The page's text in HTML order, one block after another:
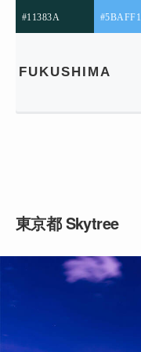
#11383A #5BAFF1
FUKUSHIMA
東京都 Skytree